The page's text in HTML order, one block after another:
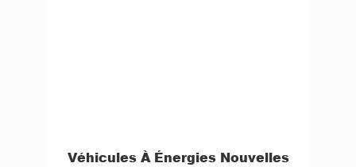
Véhicules À Énergies Nouvelles